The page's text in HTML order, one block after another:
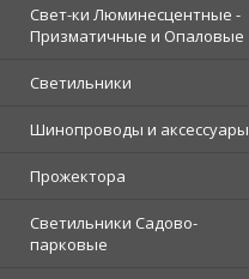
Свет-ки Люминесцентные -
Призматичные и Опаловые
Светильники
Шинопроводы и аксессуары
Прожектора
Светильники Садово-
парковые